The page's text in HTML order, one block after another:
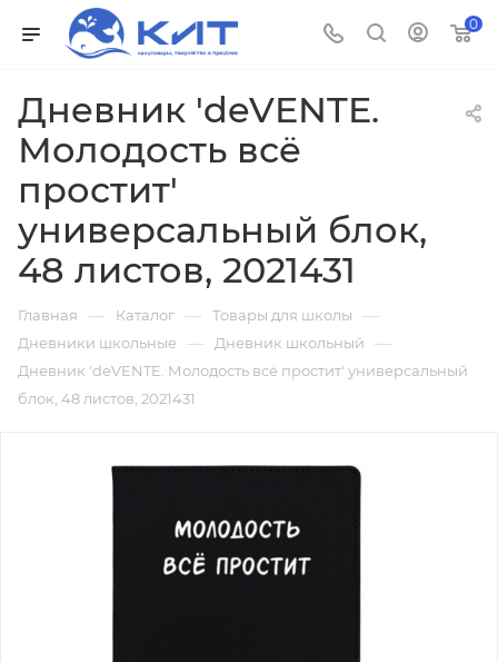
0
Дневник 'deVENTE.
Молодость всё
простит'
универсальный блок,
48 листов, 2021431
Главная — Каталог — Товары для школы —
Дневники школьные — Дневник школьный —
Дневник 'deVENTE. Молодость всё простит' универсальный
блок, 48 листов, 2021431